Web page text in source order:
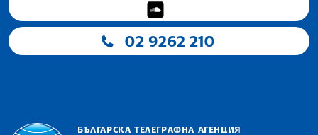
02 9262 210
БЪЛГАРСКА ТЕЛЕГРАФНА АГЕНЦИЯ